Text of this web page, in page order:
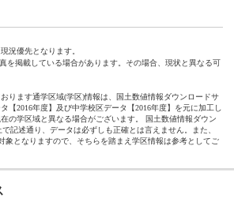
況優先となります。
を掲載している場合があります。その場合、現状と異なる可
ります通学区域(学区)情報は、国土数値情報ダウンロードサ
【2016年度】及び中学校区データ【2016年度】を元に加工し
の学区域と異なる場合がございます。 国土数値情報ダウン
記述通り、データは必ずしも正確とは言えません。また、
象となりますので、そちらを踏まえ学区情報は参考としてご